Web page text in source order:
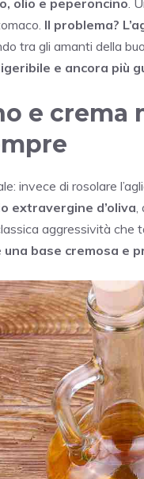
olio e peperoncino.
Il problema?
tra gli amanti della
e ancora più
e crema
invece di rosolare
extravergine d’oliva,
aggressività che
una base cremosa e